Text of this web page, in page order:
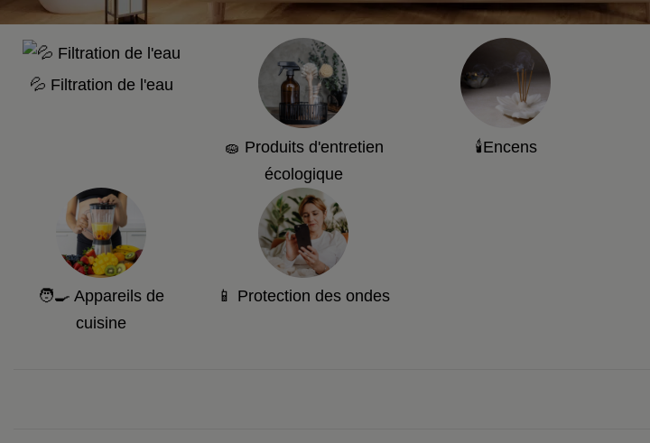
💦 Filtration de l'eau
🧽 Produits d'entretien
écologique
🕯️Encens
🧑‍🍳 Appareils de
cuisine
📱 Protection des ondes